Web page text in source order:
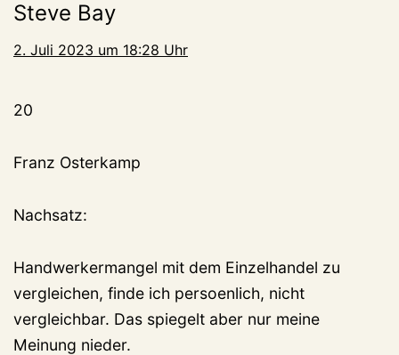
Steve Bay
2. Juli 2023 um 18:28 Uhr
20
Franz Osterkamp
Nachsatz:
Handwerkermangel mit dem Einzelhandel zu
vergleichen, finde ich persoenlich, nicht
vergleichbar. Das spiegelt aber nur meine
Meinung nieder.